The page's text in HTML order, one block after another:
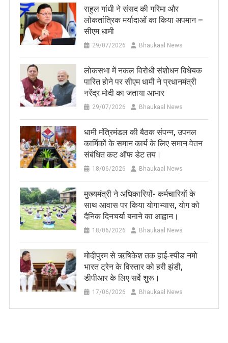
राहुल गांधी ने संसद की गरिमा और
लोकतांत्रिक मर्यादाओं का किया अपमान –
सीएम धामी
29/07/2026 Bhaukaal News
लोकसभा में नकल विरोधी संशोधन विधेयक
पारित होने पर सीएम धामी ने प्रधानमंत्री
नरेंद्र मोदी का जताया आभार
29/07/2026 Bhaukaal News
धामी मंत्रिमंडल की बैठक संपन्न, उपनल
कार्मिकों के समान कार्य के लिए समान वेतन
संबंधित कट ऑफ डेट तय।
18/06/2026 Bhaukaal News
मुख्यमंत्री ने अधिकारियों- कर्मचारियों के
साथ आवास पर किया योगाभ्यास, योग को
दैनिक दिनचर्या बनाने का आह्वान।
18/06/2026 Bhaukaal News
मोदीपुरम से ऋषिकेश तक हाई‑स्पीड नमो
भारत ट्रेन के विस्तार को हरी झंडी,
डीपीआर के लिए सर्वे शुरू।
17/06/2026 Bhaukaal News